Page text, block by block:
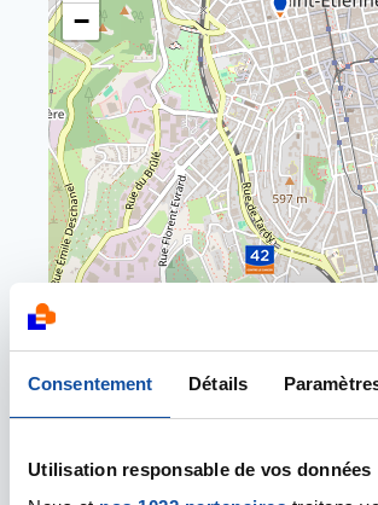
Consentement Détails
Utilisation responsable de vos données
−
Centre Instant Présent
7 place Jean Plotton